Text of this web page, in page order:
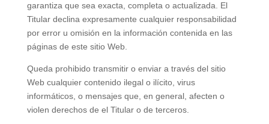
garantiza que sea exacta, completa o actualizada. El
Titular declina expresamente cualquier responsabilidad
por error u omisión en la información contenida en las
páginas de este sitio Web.
Queda prohibido transmitir o enviar a través del sitio
Web cualquier contenido ilegal o ilícito, virus
informáticos, o mensajes que, en general, afecten o
violen derechos de el Titular o de terceros.